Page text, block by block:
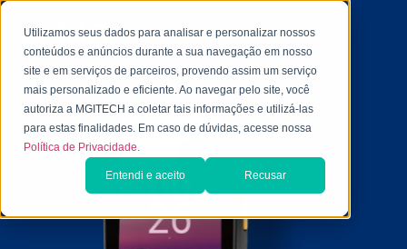
Utilizamos seus dados para analisar e personalizar nossos
conteúdos e anúncios durante a sua navegação em nosso
site e em serviços de parceiros, provendo assim um serviço
mais personalizado e eficiente. Ao navegar pelo site, você
autoriza a MGITECH a coletar tais informações e utilizá-las
para estas finalidades. Em caso de dúvidas, acesse nossa
Política de Privacidade.
Entendi e aceito Recusar